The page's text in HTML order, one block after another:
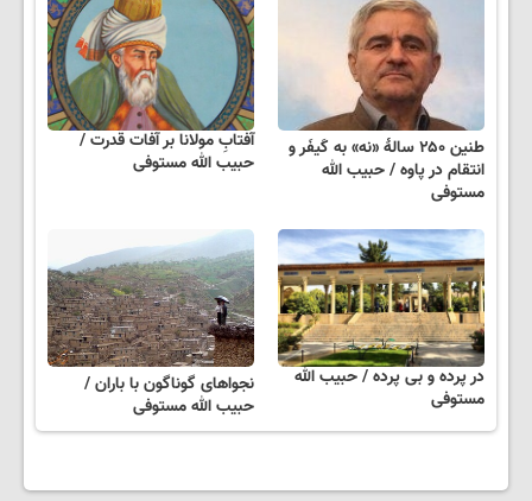
طنین ۲۵۰ سالهٔ «نه» به کَیفَر و
انتقام در پاوه / حبیب الله
مستوفی
آفتابِ مولانا بر آفات قدرت /
حبیب الله مستوفی
در پرده و بی پرده / حبیب الله
مستوفی
نجواهای‌ گوناگون‌ با باران /
حبیب الله مستوفی